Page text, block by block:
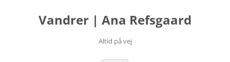
Vandrer | Ana Refsgaard
Altid på vej